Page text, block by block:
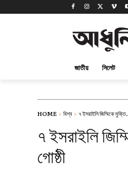
জাতীয় সিলেট
HOME বিশ্ব ৭ ইসরাইলি জিম্মিকে
৭ ইসরাইলি
গোষ্ঠী